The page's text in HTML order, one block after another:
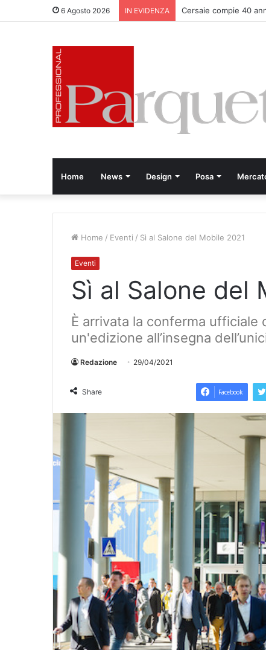
6 Agosto 2026 IN EVIDENZA Cersaie compie 40
Home News Design Posa
Home / Eventi / Sì al Salone del Mobile 2021
Eventi
Sì al Salone del
È arrivata la conferma ufficiale
un'edizione all’insegna
Redazione 29/04/2021
Share Facebook